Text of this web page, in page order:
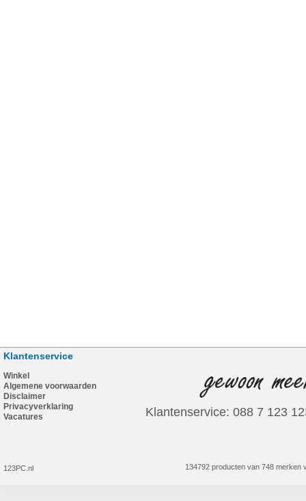
Klantenservice
Winkel
Algemene voorwaarden
Disclaimer
Privacyverklaring
Vacatures
123PC.nl
Klantenservice: 088 7 123
134792 producten van 748 merken